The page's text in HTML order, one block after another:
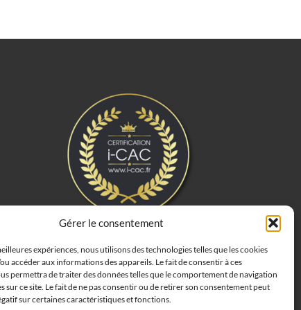
Gérer le consentement
expériences, nous utilisons des technologies telles que les cookies
accéder aux informations des appareils. Le fait de consentir à ces
permettra de traiter des données telles que le comportement de navigation
sur ce site. Le fait de ne pas consentir ou de retirer son consentement peut
sur certaines caractéristiques et fonctions.